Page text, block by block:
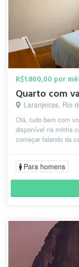
R$1.800,00 por
Laranjeiras, Rio
Olá, tudo bem com
disponível na minha
começar falando da
Para homens